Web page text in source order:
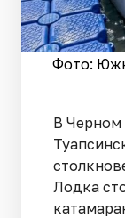
Фото:
В Черном
Лодка